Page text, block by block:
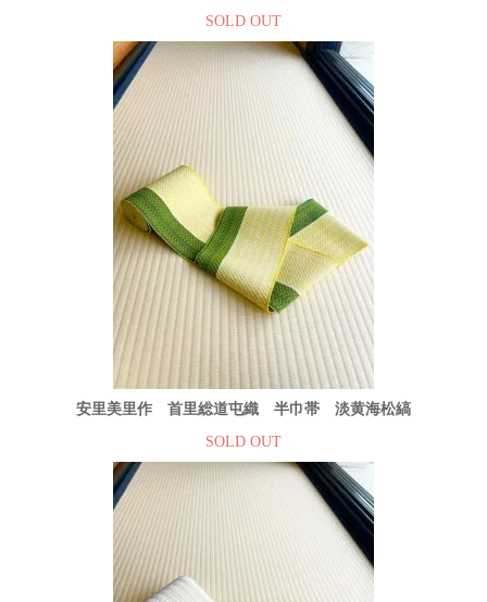
SOLD OUT
安里美里作 首里総道屯織 半巾帯 淡黄海松縞
SOLD OUT